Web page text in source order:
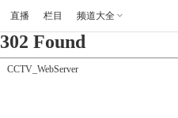
直播 栏目 频道大全
302 Found
CCTV_WebServer